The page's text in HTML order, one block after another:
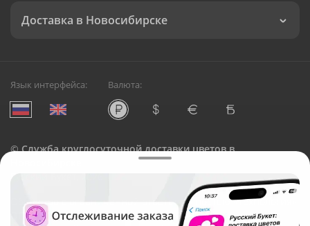
Доставка в Новосибирске
Язык интерфейса: Валюта:
©Служба круглосуточной доставки цветов в
Русский Букет, 2026
Общество с ограниченной ответственностью «Технология»
ОГРН: 1195476081745, ИНН: 5410081997